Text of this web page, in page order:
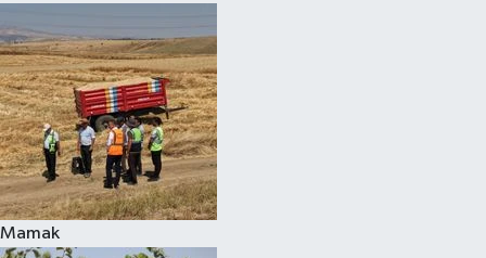
Mamak